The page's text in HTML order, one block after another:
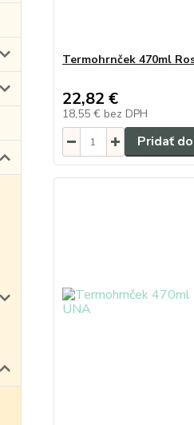
Termohrnček 470ml
22,82 €
18,55 € bez DPH
Pridať